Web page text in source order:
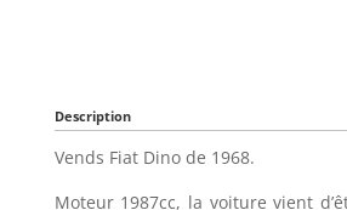
Description
Vends Fiat Dino de 1968.
Moteur 1987cc, la voiture vient